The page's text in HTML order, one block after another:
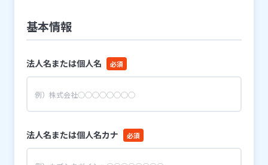
基本情報
法人名または個人名 必須
法人名または個人名カナ 必須